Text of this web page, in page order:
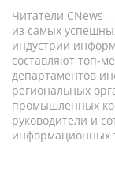
Читатели CNews
из самых
индустрии
составляют топ-
департаментов
региональных
промышленных
руководители и
информационных